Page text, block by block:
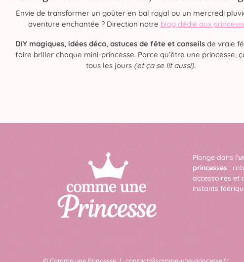
Envie de transformer un goûter en bal royal ou un mercredi
aventure enchantée ? Direction notre blog dédié aux
DIY magiques, idées déco, astuces de fête et conseilsde vraie
faire briller chaque mini-princesse. Parce qu’être une princesse,
tous les jours (et ça se lit aussi).
Plonge dans l’
princesses :
accessoires et
instants